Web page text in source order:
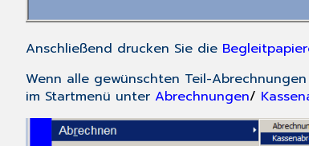
Anschließend drucken Sie die
Wenn alle gewünschten Teil-
im Startmenü unter Abrechnungen/